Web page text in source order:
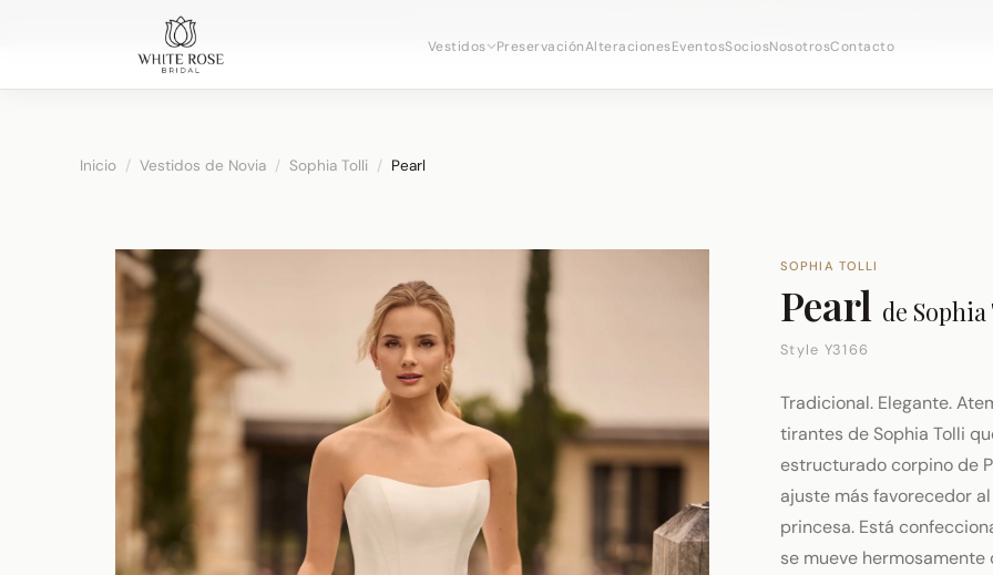
Vestidos PreservaciónAlteracionesEventosSociosNosotrosContacto
Inicio / Vestidos de Novia / Sophia Tolli / Pearl
SOPHIA TOLLI
Pearl de
Style Y3166
Tradicional. Elegante.
tirantes de Sophia Tolli
estructurado corpino de
ajuste más favorecedor
princesa. Está
se mueve